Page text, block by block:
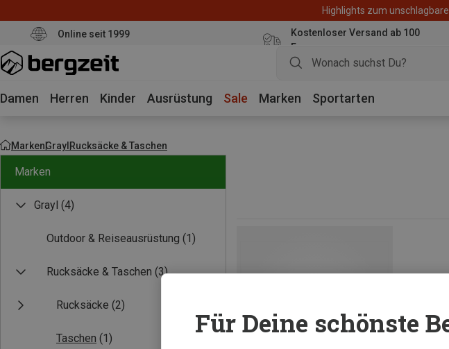
Highlights zum
Online seit 1999
Kostenloser Versand ab 100
Euro
Damen Herren Kinder Ausrüstung Sale Marken Sportarten
MarkenGraylRucksäcke & Taschen
Marken
Grayl (4)
Outdoor & Reiseausrüstung (1)
Rucksäcke & Taschen (3)
Rucksäcke (2)
Taschen (1) Für Deine schönste